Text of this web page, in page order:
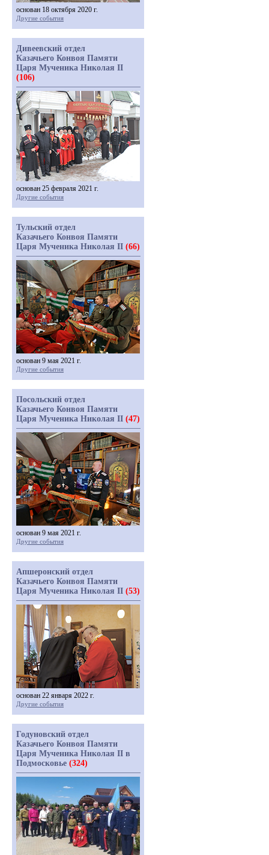
основан 18 октября 2020 г.
Другие события
Дивеевский отдел
Казачьего Конвоя Памяти
Царя Мученика Николая II
(106)
основан 25 февраля 2021 г.
Другие события
Тульский отдел
Казачьего Конвоя Памяти
Царя Мученика Николая II (66)
основан 9 мая 2021 г.
Другие события
Посольский отдел
Казачьего Конвоя Памяти
Царя Мученика Николая II (47)
основан 9 мая 2021 г.
Другие события
Апшеронский отдел
Казачьего Конвоя Памяти
Царя Мученика Николая II (53)
основан 22 января 2022 г.
Другие события
Годуновский отдел
Казачьего Конвоя Памяти
Царя Мученика Николая II в
Подмосковье (324)